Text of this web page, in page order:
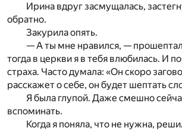
Ирина вдруг засмущалась,
обратно.
Закурила опять.
— А ты мне нравился, —
тогда в церкви я в тебя влюбилась. И
страха. Часто думала: «Он скоро
расскажет о себе, он будет шептать
Я была глупой. Даже смешно
вспоминать.
Когда я поняла, что не нужна,